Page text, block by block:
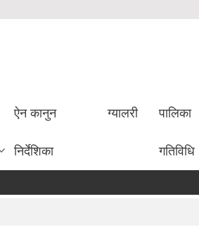
ऐन कानुन
निर्देशिका
ग्यालरी पालिका
गतिविधि